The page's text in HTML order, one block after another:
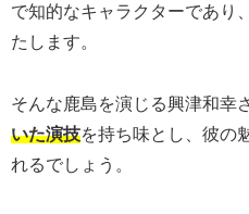
で知的なキャラクターであり
たします。
そんな鹿島を演じる興津和幸
いた演技を持ち味とし、彼の
れるでしょう。